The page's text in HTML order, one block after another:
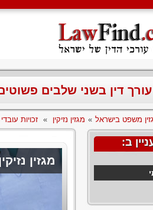
דין בשני שלבים
משפט בישראל » מגזין נזיקין » זכויות
ב:
מגזין